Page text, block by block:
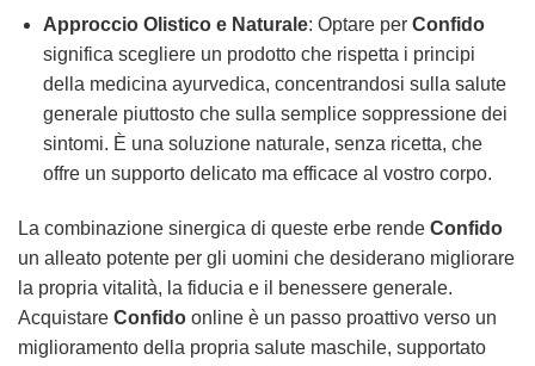
Approccio Olistico e Naturale: Optare per Confido
significa scegliere un prodotto che rispetta i principi
della medicina ayurvedica, concentrandosi sulla salute
generale piuttosto che sulla semplice soppressione dei
sintomi. È una soluzione naturale, senza ricetta, che
offre un supporto delicato ma efficace al vostro corpo.
La combinazione sinergica di queste erbe rende Confido
un alleato potente per gli uomini che desiderano migliorare
la propria vitalità, la fiducia e il benessere generale.
Acquistare Confido online è un passo proattivo verso un
miglioramento della propria salute maschile, supportato